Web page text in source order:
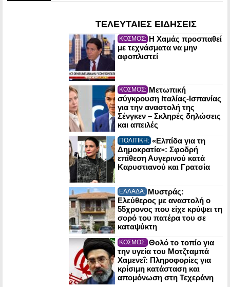
ΤΕΛΕΥΤΑΙΕΣ ΕΙΔΗΣΕΙΣ
ΚΟΣΜΟΣ: Η Χαμάς προσπαθεί
με τεχνάσματα να μην
αφοπλιστεί
ΚΟΣΜΟΣ: Μετωπική
σύγκρουση Ιταλίας-Ισπανίας
για την αναστολή της
Σένγκεν – Σκληρές δηλώσεις
και απειλές
ΠΟΛΙΤΙΚΗ: «Ελπίδα για τη
Δημοκρατία»: Σφοδρή
επίθεση Αυγερινού κατά
Καρυστιανού και Γρατσία
ΕΛΛΑΔΑ: Μυστράς:
Ελεύθερος με αναστολή ο
55χρονος που είχε κρύψει τη
σορό του πατέρα του σε
καταψύκτη
ΚΟΣΜΟΣ: Θολό το τοπίο για
την υγεία του Μοτζταμπά
Χαμενεΐ: Πληροφορίες για
κρίσιμη κατάσταση και
απομόνωση στη Τεχεράνη